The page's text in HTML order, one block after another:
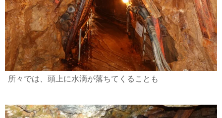
所々では、頭上に水滴が落ちてくることも